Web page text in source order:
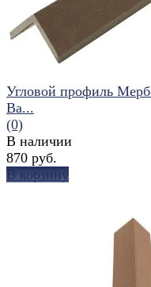
сравнить
Угловой профиль
Ba...
(0)
В наличии
870 руб.
В корзину